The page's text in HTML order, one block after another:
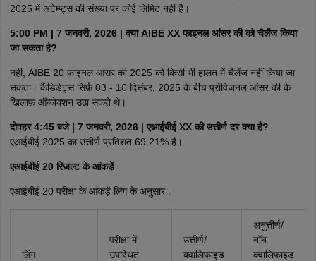
2025 में अटेम्प्ट्स की संख्या पर कोई लिमिट नहीं है।
5:00 PM | 7 जनवरी, 2026 | क्या AIBE XX फाइनल आंसर की को चैलेंज किया
जा सकता है?
नहीं, AIBE 20 फाइनल आंसर की 2025 को किसी भी हालत में चैलेंज नहीं किया जा
सकता। कैंडिडेट्स सिर्फ़ 03 - 10 दिसंबर, 2025 के बीच प्रोविजनल आंसर की के
खिलाफ़ ऑब्जेक्शन उठा सकते थे।
दोपहर 4:45 बजे | 7 जनवरी, 2026 | एआईबीई XX की उत्तीर्ण दर क्या है?
एआईबीई 2025 का उत्तीर्ण प्रतिशत 69.21% है।
एआईबीई 20 रिजल्ट के आंकड़ें
एआईबीई 20 परीक्षा के आंकड़ें लिंग के अनुसार :
लिंग
परीक्षा में
उपस्थित
उत्तीर्ण/
क्वालिफाइड
अनुत्तीर्ण/
नॉन-
क्वालिफाइड